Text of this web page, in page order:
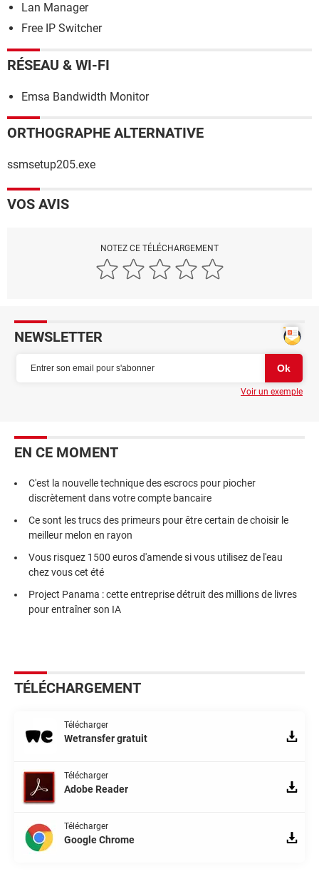
Lan Manager
Free IP Switcher
RÉSEAU & WI-FI
Emsa Bandwidth Monitor
ORTHOGRAPHE ALTERNATIVE
ssmsetup205.exe
VOS AVIS
NOTEZ CE TÉLÉCHARGEMENT
NEWSLETTER
Voir un exemple
EN CE MOMENT
C'est la nouvelle technique des escrocs pour piocher
discrètement dans votre compte bancaire
Ce sont les trucs des primeurs pour être certain de choisir le
meilleur melon en rayon
Vous risquez 1500 euros d'amende si vous utilisez de l'eau
chez vous cet été
Project Panama : cette entreprise détruit des millions de livres
pour entraîner son IA
TÉLÉCHARGEMENT
Télécharger
Wetransfer gratuit
Télécharger
Adobe Reader
Télécharger
Google Chrome